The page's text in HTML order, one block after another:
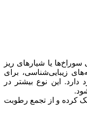
سوراخ‌ها یا شیارهای ریز
زیبایی‌شناسی، برای
این نوع بیشتر در
کرده و از تجمع رطوبت